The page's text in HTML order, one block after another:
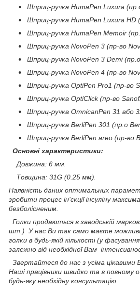
Шприц-ручка HumaPen Luxura
Шприц-ручка HumaPen Luxura HD
Шприц-ручка HumaPen Memoir
Шприц-ручка NovoPen 3 (пр-во
Шприц-ручка NovoPen 3 Demi
Шприц-ручка NovoPen 4 (пр-во
Шприц-ручка OptiPen Pro1 (пр-во
Шприц-ручка OptiClick (пр-во
Шприц-ручка OmnicanPen 31 або
Шприц-ручка BerliPen 301 (пр.о
Шприц-ручка BerliPen areo (пр-во
Основні характеристики:
Довжина: 6 мм.
Товщина: 31G (0.25 мм).
Наявність даних оптимальних
зробити процес ін'єкції інсуліну
безболісненим.
Голки продаються в заводській
шт.) У нас Ви так само маєте
голки в будь-якій кількості (у
залежно від необхідної Вам
Звертайтеся до нас з усіма цікавими
Наші працівники швидко та в повному
будь-яку необхідну консультацію.